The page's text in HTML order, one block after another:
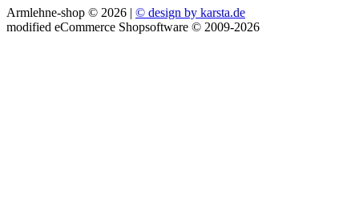
Armlehne-shop © 2026 | © design by karsta.de
modified eCommerce Shopsoftware © 2009-2026